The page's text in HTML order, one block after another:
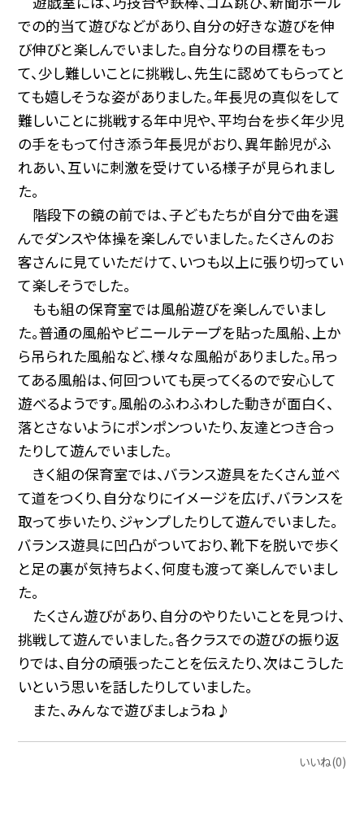
での的当て遊びなどがあり、自分の好きな遊びを伸
び伸びと楽しんでいました。自分なりの目標をもっ
て、少し難しいことに挑戦し、先生に認めてもらってと
ても嬉しそうな姿がありました。年長児の真似をして
難しいことに挑戦する年中児や、平均台を歩く年少児
の手をもって付き添う年長児がおり、異年齢児がふ
れあい、互いに刺激を受けている様子が見られまし
た。
階段下の鏡の前では、子どもたちが自分で曲を選
んでダンスや体操を楽しんでいました。たくさんのお
客さんに見ていただけて、いつも以上に張り切ってい
て楽しそうでした。
もも組の保育室では風船遊びを楽しんでいまし
た。普通の風船やビニールテープを貼った風船、上か
ら吊られた風船など、様々な風船がありました。吊っ
てある風船は、何回ついても戻ってくるので安心して
遊べるようです。風船のふわふわした動きが面白く、
落とさないようにポンポンついたり、友達とつき合っ
たりして遊んでいました。
きく組の保育室では、バランス遊具をたくさん並べ
て道をつくり、自分なりにイメージを広げ、バランスを
取って歩いたり、ジャンプしたりして遊んでいました。
バランス遊具に凹凸がついており、靴下を脱いで歩く
と足の裏が気持ちよく、何度も渡って楽しんでいまし
た。
たくさん遊びがあり、自分のやりたいことを見つけ、
挑戦して遊んでいました。各クラスでの遊びの振り返
りでは、自分の頑張ったことを伝えたり、次はこうした
いという思いを話したりしていました。
また、みんなで遊びましょうね♪
いいね(0)